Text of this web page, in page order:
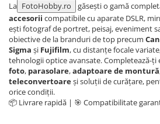
La FotoHobby.ro găsești o gamă
accesorii compatibile cu aparate DSLR,
ești fotograf de portret, peisaj, eveniment
obiective de la branduri de top precum
Sigma și Fujifilm, cu distanțe focale
tehnologii optice avansate. Completează-ți
foto, parasolare,adaptoare de montură
teleconvertoareși soluții de curățare,
orice condiții.
📦 Livrare rapidă | 🎯 Compatibilitate